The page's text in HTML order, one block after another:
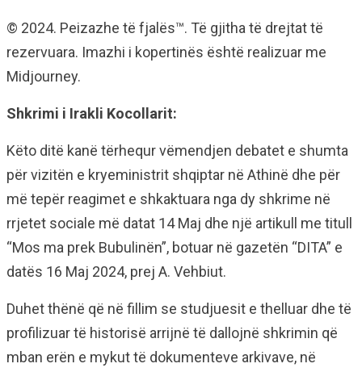
© 2024. Peizazhe të fjalës™. Të gjitha të drejtat të
rezervuara. Imazhi i kopertinës është realizuar me
Midjourney.
Shkrimi i Irakli Kocollarit:
Këto ditë kanë tërhequr vëmendjen debatet e shumta
për vizitën e kryeministrit shqiptar në Athinë dhe për
më tepër reagimet e shkaktuara nga dy shkrime në
rrjetet sociale më datat 14 Maj dhe një artikull me titull
“Mos ma prek Bubulinën”, botuar në gazetën “DITA” e
datës 16 Maj 2024, prej A. Vehbiut.
Duhet thënë që në fillim se studjuesit e thelluar dhe të
profilizuar të historisë arrijnë të dallojnë shkrimin që
mban erën e mykut të dokumenteve arkivave, në